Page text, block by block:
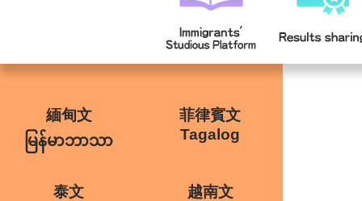
英文
緬甸文
မြန်မာဘာသာ
菲律賓文
Tagalog
泰文
越南文